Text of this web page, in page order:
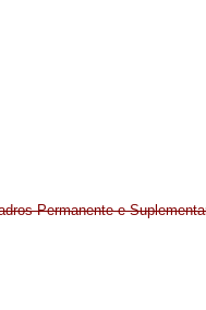
Permanente e